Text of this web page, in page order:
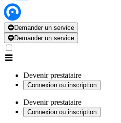
Demander un service
Demander un service
Devenir prestataire
Connexion ou inscription
Devenir prestataire
Connexion ou inscription